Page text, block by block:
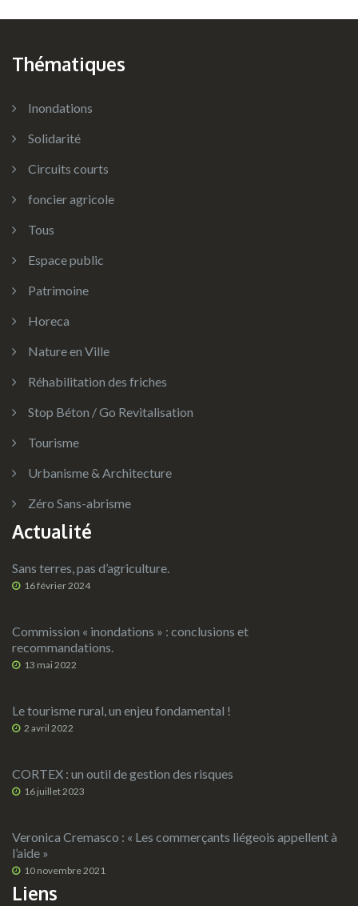
Thématiques
Inondations
Solidarité
Circuits courts
foncier agricole
Tous
Espace public
Patrimoine
Horeca
Nature en Ville
Réhabilitation des friches
Stop Béton / Go Revitalisation
Tourisme
Urbanisme & Architecture
Zéro Sans-abrisme
Actualité
Sans terres, pas d’agriculture.
16 février 2024
Commission « inondations » : conclusions et
recommandations.
13 mai 2022
Le tourisme rural, un enjeu fondamental !
2 avril 2022
CORTEX : un outil de gestion des risques
16 juillet 2023
Veronica Cremasco : « Les commerçants liégeois appellent à
l’aide »
10 novembre 2021
Liens